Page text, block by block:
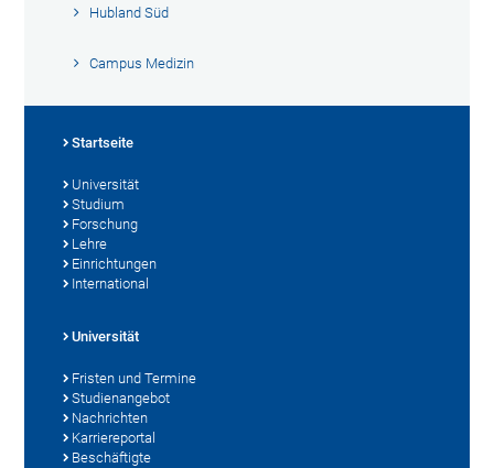
Hubland Süd
Campus Medizin
Startseite
Universität
Studium
Forschung
Lehre
Einrichtungen
International
Universität
Fristen und Termine
Studienangebot
Nachrichten
Karriereportal
Beschäftigte